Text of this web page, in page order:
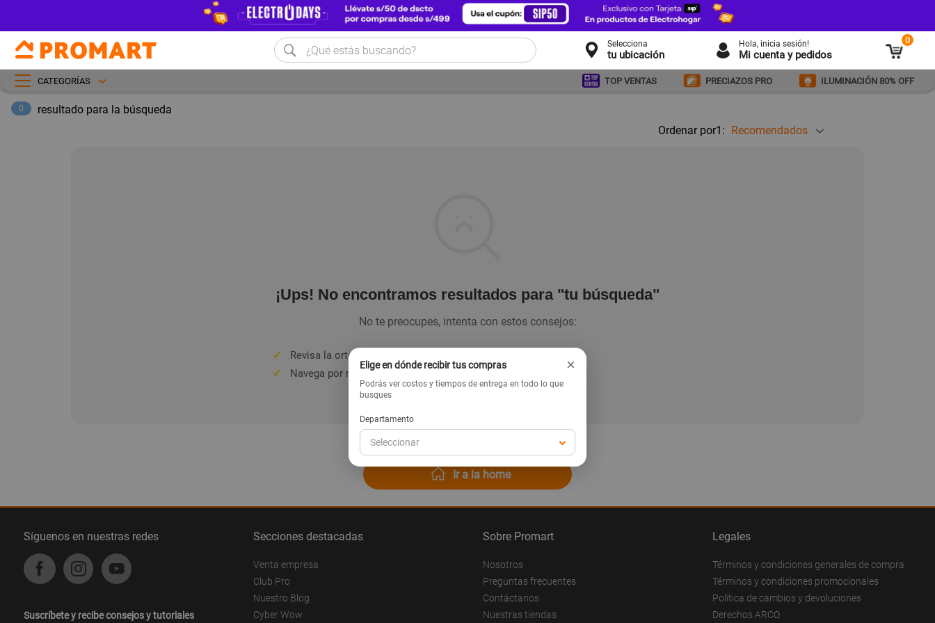
Selecciona
tu ubicación
Hola, inicia sesión!
Mi cuenta y pedidos
0
CATEGORÍAS TOP VENTAS PRECIAZOS PRO ILUMINACIÓN 80% OFF
0
resultado para la búsqueda
Ordenar por1: Recomendados
¡Ups! No encontramos resultados para "tu búsqueda"
No te preocupes, intenta con estos consejos:
✓
Revisa la ortografía de la palabra.
✓
Navega por nuestras categorías en el menú.
Ir a la home
Síguenos en nuestras redes
Suscríbete y recibe consejos y tutoriales
Secciones destacadas
Venta empresa
Club Pro
Nuestro Blog
Cyber Wow
Sobre Promart
Nosotros
Preguntas frecuentes
Contáctanos
Nuestras tiendas
Legales
Términos y condiciones generales de compra
Términos y condiciones promocionales
Política de cambios y devoluciones
Derechos ARCO
Elige en dónde recibir tus compras ×
Podrás ver costos y tiempos de entrega en todo lo que
busques
Departamento
Seleccionar